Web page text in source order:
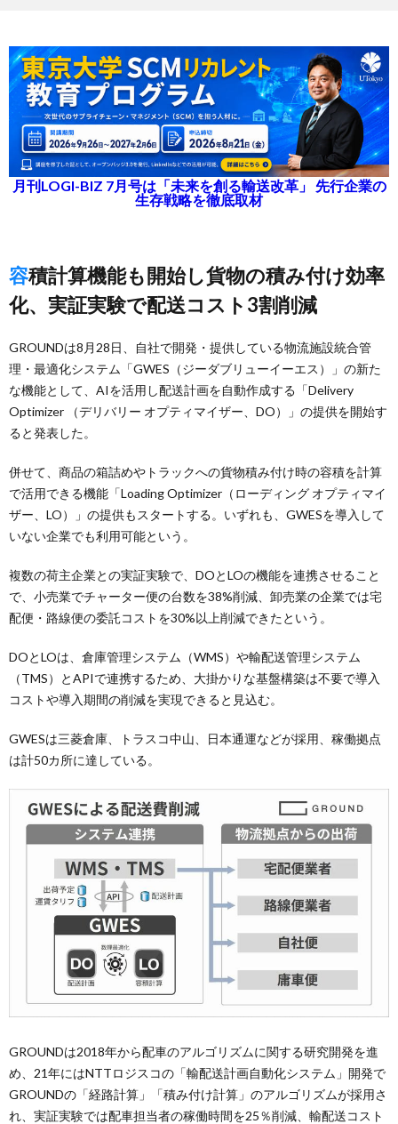
月刊LOGI-BIZ 7月号は「未来を創る輸送改革」 先行企業の
生存戦略を徹底取材
容積計算機能も開始し貨物の積み付け効率
化、実証実験で配送コスト3割削減
GROUNDは8月28日、自社で開発・提供している物流施設統合管
理・最適化システム「GWES（ジーダブリューイーエス）」の新た
な機能として、AIを活用し配送計画を自動作成する「Delivery
Optimizer （デリバリー オプティマイザー、DO）」の提供を開始す
ると発表した。
併せて、商品の箱詰めやトラックへの貨物積み付け時の容積を計算
で活用できる機能「Loading Optimizer（ローディング オプティマイ
ザー、LO）」の提供もスタートする。いずれも、GWESを導入して
いない企業でも利用可能という。
複数の荷主企業との実証実験で、DOとLOの機能を連携させること
で、小売業でチャーター便の台数を38%削減、卸売業の企業では宅
配便・路線便の委託コストを30%以上削減できたという。
DOとLOは、倉庫管理システム（WMS）や輸配送管理システム
（TMS）とAPIで連携するため、大掛かりな基盤構築は不要で導入
コストや導入期間の削減を実現できると見込む。
GWESは三菱倉庫、トラスコ中山、日本通運などが採用、稼働拠点
は計50カ所に達している。
GROUNDは2018年から配車のアルゴリズムに関する研究開発を進
め、21年にはNTTロジスコの「輸配送計画自動化システム」開発で
GROUNDの「経路計算」「積み付け計算」のアルゴリズムが採用さ
れ、実証実験では配車担当者の稼働時間を25％削減、輸配送コスト